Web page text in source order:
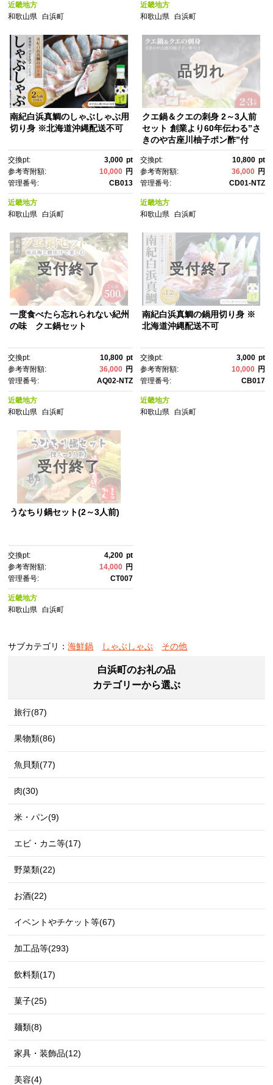
近畿地方
和歌山県
白浜町
近畿地方
和歌山県 白浜町
南紀白浜真鯛のしゃぶしゃぶ用
切り身 ※北海道沖縄配送不可
交換pt: 3,000 pt
参考寄附額:
10,000 円
管理番号:
CB013
近畿地方
和歌山県
白浜町
品切れ
クエ鍋＆クエの刺身 2～3人前
セット 創業より60年伝わる”さ
きのや古座川柚子ポン酢”付
交換pt: 10,800 pt
参考寄附額:
36,000 円
管理番号:
CD01-NTZ
近畿地方
和歌山県 白浜町
受付終了
一度食べたら忘れられない紀州
の味 クエ鍋セット
交換pt: 10,800 pt
参考寄附額:
36,000 円
管理番号:
AQ02-NTZ
近畿地方
和歌山県
白浜町
受付終了
南紀白浜真鯛の鍋用切り身 ※
北海道沖縄配送不可
交換pt: 3,000 pt
参考寄附額:
10,000 円
管理番号:
CB017
近畿地方
和歌山県 白浜町
受付終了
うなちり鍋セット(2～3人前)
交換pt: 4,200 pt
参考寄附額:
14,000 円
管理番号:
CT007
近畿地方
和歌山県
白浜町
サブカテゴリ：海鮮鍋 しゃぶしゃぶ その他
白浜町のお礼の品
カテゴリーから選ぶ
旅行(87)
果物類(86)
魚貝類(77)
肉(30)
米・パン(9)
エビ・カニ等(17)
野菜類(22)
お酒(22)
イベントやチケット等(67)
加工品等(293)
飲料類(17)
菓子(25)
麺類(8)
家具・装飾品(12)
美容(4)